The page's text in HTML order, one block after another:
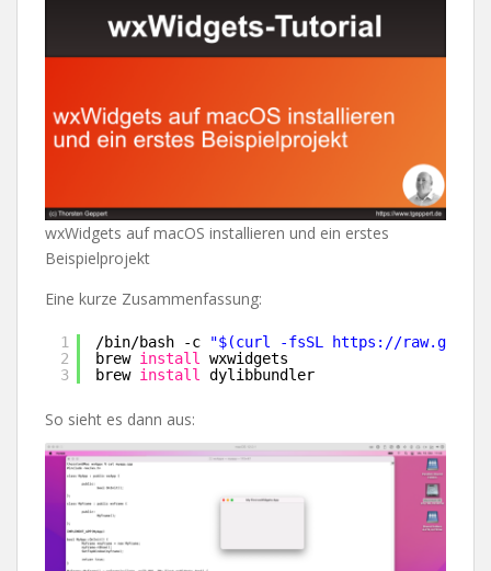
wxWidgets auf macOS installieren und ein erstes
Beispielprojekt
Eine kurze Zusammenfassung:
1
2
3
/bin/bash -c "$(curl -fsSL
https://
brew install
wxwidgets
brew install dylibbundler
So sieht es dann aus: